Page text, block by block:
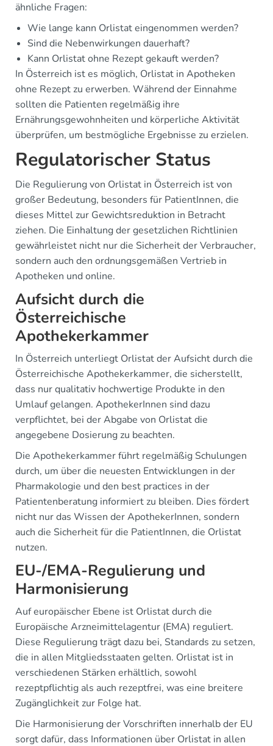
ähnliche Fragen:
Wie lange kann Orlistat eingenommen werden?
Sind die Nebenwirkungen dauerhaft?
Kann Orlistat ohne Rezept gekauft werden?
In Österreich ist es möglich, Orlistat in Apotheken
ohne Rezept zu erwerben. Während der Einnahme
sollten die Patienten regelmäßig ihre
Ernährungsgewohnheiten und körperliche Aktivität
überprüfen, um bestmögliche Ergebnisse zu erzielen.
Regulatorischer Status
Die Regulierung von Orlistat in Österreich ist von
großer Bedeutung, besonders für PatientInnen, die
dieses Mittel zur Gewichtsreduktion in Betracht
ziehen. Die Einhaltung der gesetzlichen Richtlinien
gewährleistet nicht nur die Sicherheit der Verbraucher,
sondern auch den ordnungsgemäßen Vertrieb in
Apotheken und online.
Aufsicht durch die
Österreichische
Apothekerkammer
In Österreich unterliegt Orlistat der Aufsicht durch die
Österreichische Apothekerkammer, die sicherstellt,
dass nur qualitativ hochwertige Produkte in den
Umlauf gelangen. ApothekerInnen sind dazu
verpflichtet, bei der Abgabe von Orlistat die
angegebene Dosierung zu beachten.
Die Apothekerkammer führt regelmäßig Schulungen
durch, um über die neuesten Entwicklungen in der
Pharmakologie und den best practices in der
Patientenberatung informiert zu bleiben. Dies fördert
nicht nur das Wissen der ApothekerInnen, sondern
auch die Sicherheit für die PatientInnen, die Orlistat
nutzen.
EU-/EMA-Regulierung und
Harmonisierung
Auf europäischer Ebene ist Orlistat durch die
Europäische Arzneimittelagentur (EMA) reguliert.
Diese Regulierung trägt dazu bei, Standards zu setzen,
die in allen Mitgliedsstaaten gelten. Orlistat ist in
verschiedenen Stärken erhältlich, sowohl
rezeptpflichtig als auch rezeptfrei, was eine breitere
Zugänglichkeit zur Folge hat.
Die Harmonisierung der Vorschriften innerhalb der EU
sorgt dafür, dass Informationen über Orlistat in allen